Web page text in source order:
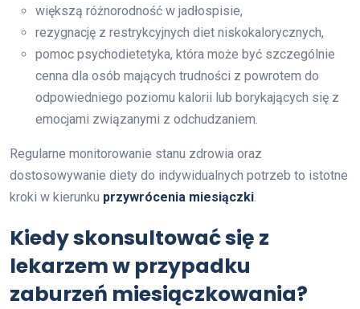
większą różnorodność w jadłospisie,
rezygnację z restrykcyjnych diet niskokalorycznych,
pomoc psychodietetyka, która może być szczególnie
cenna dla osób mających trudności z powrotem do
odpowiedniego poziomu kalorii lub borykających się z
emocjami związanymi z odchudzaniem.
Regularne monitorowanie stanu zdrowia oraz
dostosowywanie diety do indywidualnych potrzeb to istotne
kroki w kierunku przywrócenia miesiączki
Kiedy skonsultować się z
lekarzem w przypadku
zaburzeń miesiączkowania?